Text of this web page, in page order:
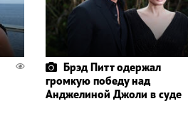
Брэд Питт одержал
громкую победу над
Анджелиной Джоли в суде